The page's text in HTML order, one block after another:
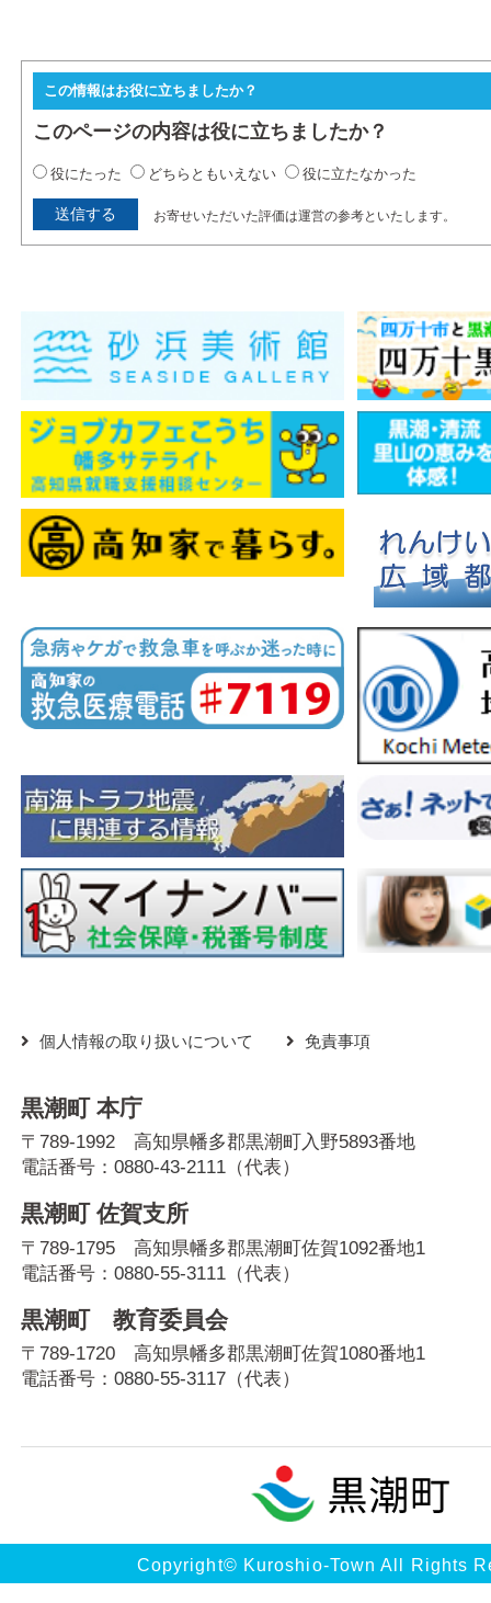
この情報はお役に立ちましたか？
このページの内容は役に立ちましたか？
役にたった どちらともいえない 役に立たなかった
お寄せいただいた評価は運営の参考といたします。
個人情報の取り扱いについて 免責事項
黒潮町 本庁
〒789-1992 高知県幡多郡黒潮町入野5893番地
電話番号：0880-43-2111 （代表）
黒潮町 佐賀支所
〒789-1795 高知県幡多郡黒潮町佐賀1092番地1
電話番号：0880-55-3111 （代表）
黒潮町 教育委員会
〒789-1720 高知県幡多郡黒潮町佐賀1080番地1
電話番号：0880-55-3117 （代表）
Copyright© Kuroshio-Town All Rights